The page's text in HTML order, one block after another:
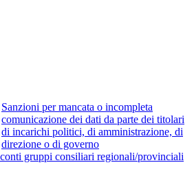
Sanzioni per mancata o incompleta
comunicazione dei dati da parte dei titolari
di incarichi politici, di amministrazione, di
direzione o di governo
gruppi consiliari regionali/provinciali